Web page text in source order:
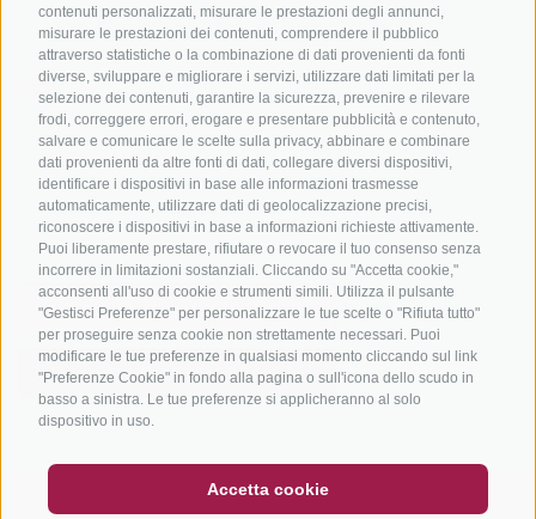
contenuti personalizzati, misurare le prestazioni degli annunci,
misurare le prestazioni dei contenuti, comprendere il pubblico
attraverso statistiche o la combinazione di dati provenienti da fonti
diverse, sviluppare e migliorare i servizi, utilizzare dati limitati per la
selezione dei contenuti, garantire la sicurezza, prevenire e rilevare
frodi, correggere errori, erogare e presentare pubblicità e contenuto,
salvare e comunicare le scelte sulla privacy, abbinare e combinare
dati provenienti da altre fonti di dati, collegare diversi dispositivi,
identificare i dispositivi in base alle informazioni trasmesse
automaticamente, utilizzare dati di geolocalizzazione precisi,
riconoscere i dispositivi in base a informazioni richieste attivamente.
Puoi liberamente prestare, rifiutare o revocare il tuo consenso senza
incorrere in limitazioni sostanziali. Cliccando su "Accetta cookie,"
acconsenti all'uso di cookie e strumenti simili. Utilizza il pulsante
"Gestisci Preferenze" per personalizzare le tue scelte o "Rifiuta tutto"
per proseguire senza cookie non strettamente necessari. Puoi
modificare le tue preferenze in qualsiasi momento cliccando sul link
"Preferenze Cookie" in fondo alla pagina o sull'icona dello scudo in
basso a sinistra. Le tue preferenze si applicheranno al solo
dispositivo in uso.
Accetta cookie
NEWSLETTER
SOCIAL WALL METEO
info@bikehotels.it
ISCRIVITI ALLA NOSTRA NEWSLETTER
ISCRIVITI ADESSO
CREDITS